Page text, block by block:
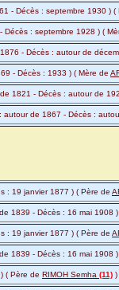
- Décès : septembre 1930 )
Décès : septembre 1928 ) (
- Décès : autour de
- Décès : 1933 ) ( Mère de
1821 - Décès : autour de
autour de 1867 - Décès :
: 19 janvier 1877 ) ( Père de
1839 - Décès : 16 mai 1908
: 19 janvier 1877 ) ( Père de
1839 - Décès : 16 mai 1908
( Père de RIMOH Semha (11) )